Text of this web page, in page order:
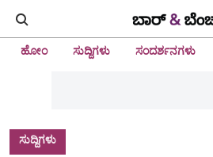
ಹೋಂ ಸುದ್ದಿಗಳು ಸಂದರ್ಶನಗಳು
ಸುದ್ದಿಗಳು